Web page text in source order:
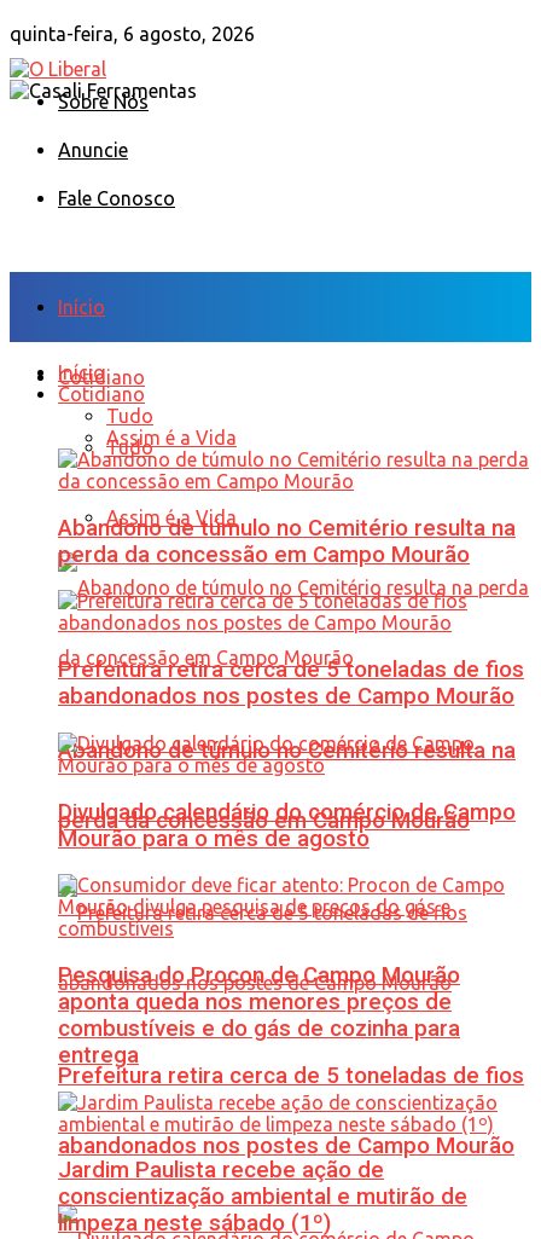
quinta-feira, 6 agosto, 2026
Sobre Nós
Anuncie
Fale Conosco
Início
Cotidiano
Tudo
Assim é a Vida
Abandono de túmulo no Cemitério resulta na
perda da concessão em Campo Mourão
Prefeitura retira cerca de 5 toneladas de fios
abandonados nos postes de Campo Mourão
Início
Cotidiano
Tudo
Assim é a Vida
Abandono de túmulo no Cemitério resulta na
perda da concessão em Campo Mourão
Prefeitura retira cerca de 5 toneladas de fios
abandonados nos postes de Campo Mourão
Divulgado calendário do comércio de Campo
Mourão para o mês de agosto
Pesquisa do Procon de Campo Mourão
aponta queda nos menores preços de
combustíveis e do gás de cozinha para
entrega
Jardim Paulista recebe ação de
conscientização ambiental e mutirão de
limpeza neste sábado (1º)